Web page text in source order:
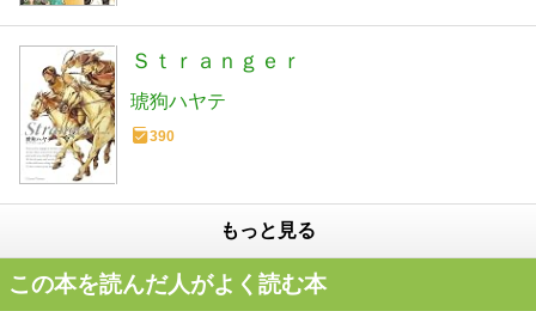
Ｓｔｒａｎｇｅｒ
琥狗ハヤテ
390
もっと見る
この本を読んだ人がよく読む本